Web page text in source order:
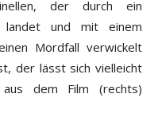
der durch ein
landet und mit einem
Mordfall verwickelt
der lässt sich vielleicht
dem Film (rechts)